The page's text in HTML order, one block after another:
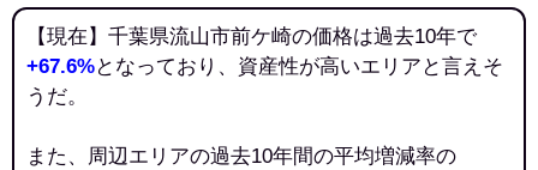
【現在】千葉県流山市前ケ崎の価格は過去10年で
+67.6%となっており、資産性が高いエリアと言えそ
うだ。
また、周辺エリアの過去10年間の平均増減率の